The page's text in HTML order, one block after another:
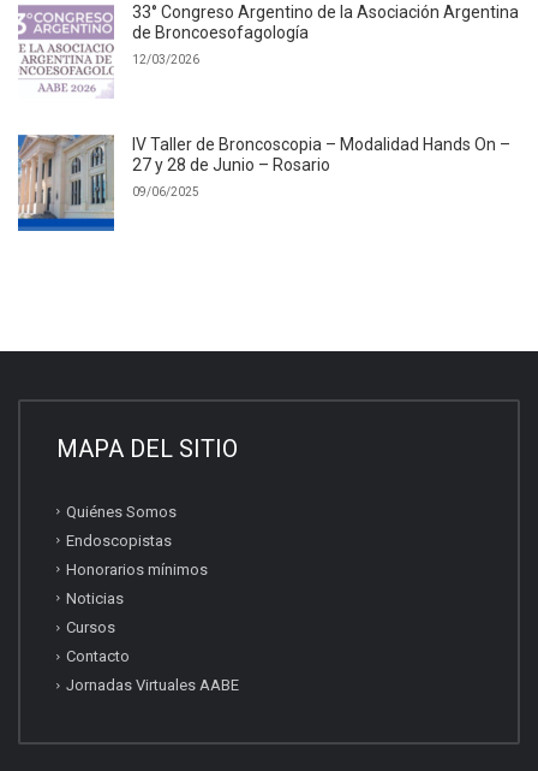
33° Congreso Argentino de la Asociación Argentina
de Broncoesofagología
12/03/2026
IV Taller de Broncoscopia – Modalidad Hands On –
27 y 28 de Junio – Rosario
09/06/2025
MAPA DEL SITIO
Quiénes Somos
Endoscopistas
Honorarios mínimos
Noticias
Cursos
Contacto
Jornadas Virtuales AABE